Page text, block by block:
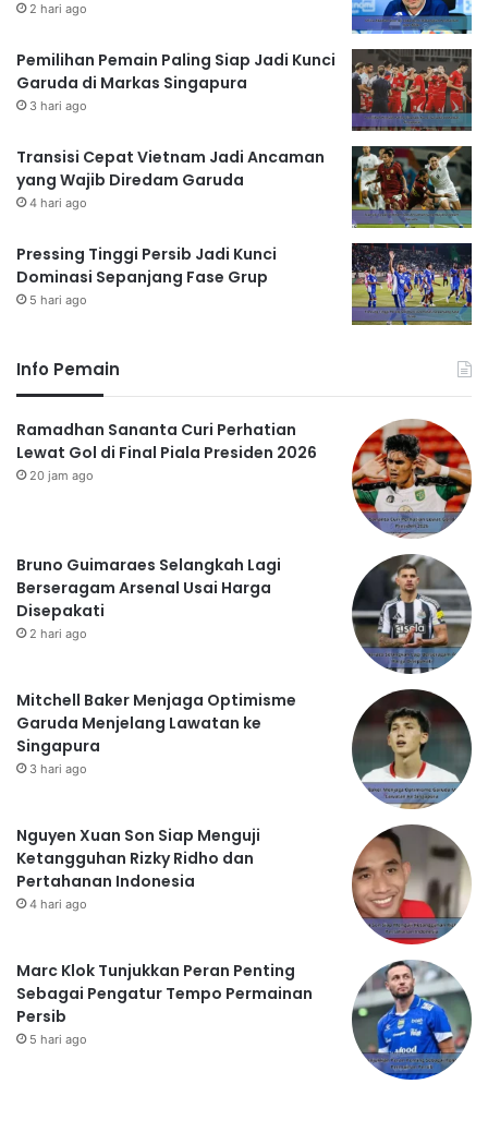
2 hari ago
Pemilihan Pemain Paling Siap Jadi Kunci
Garuda di Markas Singapura
3 hari ago
Transisi Cepat Vietnam Jadi Ancaman
yang Wajib Diredam Garuda
4 hari ago
Pressing Tinggi Persib Jadi Kunci
Dominasi Sepanjang Fase Grup
5 hari ago
Info Pemain
Ramadhan Sananta Curi Perhatian
Lewat Gol di Final Piala Presiden 2026
20 jam ago
Bruno Guimaraes Selangkah Lagi
Berseragam Arsenal Usai Harga
Disepakati
2 hari ago
Mitchell Baker Menjaga Optimisme
Garuda Menjelang Lawatan ke
Singapura
3 hari ago
Nguyen Xuan Son Siap Menguji
Ketangguhan Rizky Ridho dan
Pertahanan Indonesia
4 hari ago
Marc Klok Tunjukkan Peran Penting
Sebagai Pengatur Tempo Permainan
Persib
5 hari ago